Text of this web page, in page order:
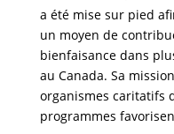
a été mise sur pied
un moyen de
bienfaisance dans
au Canada. Sa
organismes caritatifs
programmes